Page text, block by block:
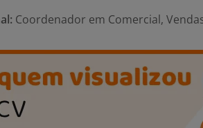
Coordenador em Comercial,